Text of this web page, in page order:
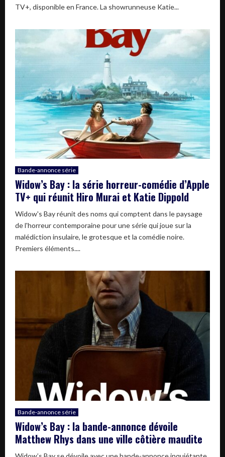
TV+, disponible en France. La showrunneuse Katie...
Bande-annonce série
Widow’s Bay : la série horreur-comédie d’Apple
TV+ qui réunit Hiro Murai et Katie Dippold
Widow's Bay réunit des noms qui comptent dans le paysage
de l'horreur contemporaine pour une série qui joue sur la
malédiction insulaire, le grotesque et la comédie noire.
Premiers éléments....
Bande-annonce série
Widow’s Bay : la bande-annonce dévoile
Matthew Rhys dans une ville côtière maudite